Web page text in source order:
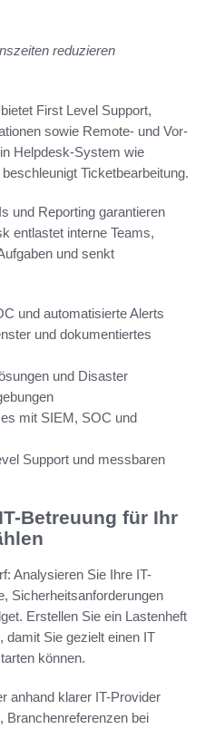
reduzieren
First Level Support,
sowie Remote- und Vor-
Helpdesk-System wie
Ticketbearbeitung.
und Reporting garantieren
entlastet interne Teams,
und senkt
und automatisierte Alerts
und dokumentiertes
und Disaster
mit SIEM, SOC und
Support und messbaren
Betreuung für Ihr
Analysieren Sie Ihre IT-
Sicherheitsanforderungen
Erstellen Sie ein Lastenheft
Sie gezielt einen IT
können.
anhand klarer IT-Provider
Branchenreferenzen bei